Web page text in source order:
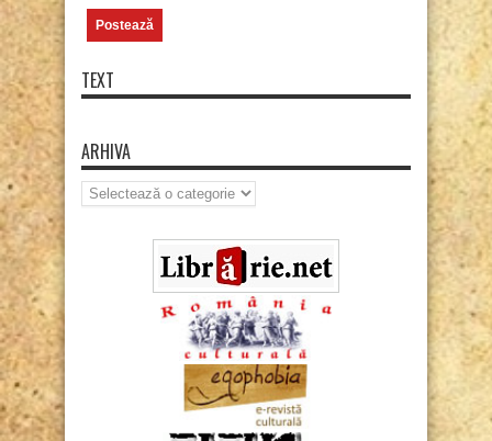
TEXT
ARHIVA
Arhiva